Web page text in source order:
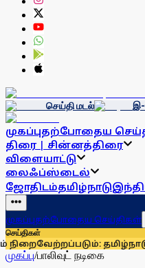
செய்தி மடல் இ-
முகப்புதற்போதைய
திரை | சின்னத்திரை
விளையாட்டு
லைஃப்ஸ்டைல்
ஜோதிடம்தமிழ்நாடு
முகப்புதற்போதைய செய்திகள்
செய்திகள்
தமிழ்நாடு
முகப்பு/பாலிவுட் நடிகை